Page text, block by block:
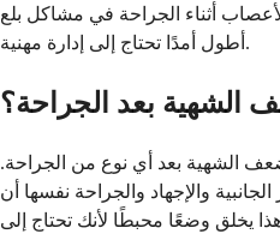
أثناء الجراحة في مشاكل بلع
أطول أمدًا تحتاج إلى إدارة مهنية.
الشهية بعد الجراحة؟
الشهية بعد أي نوع من الجراحة.
الجانبية والإجهاد والجراحة نفسها أن
يخلق وضعًا محبطًا لأنك تحتاج إلى